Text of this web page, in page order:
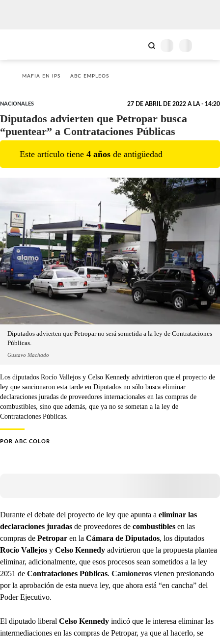
MAFIA EN IPS ABC EMPLEOS
NACIONALES 27 DE ABRIL DE 2022 A LA - 14:20
Diputados advierten que Petropar busca
“puentear” a Contrataciones Públicas
Este artículo tiene 4 años de antigüedad
Diputados advierten que Petropar no será sometida a la ley de Contrataciones
Públicas.
Gustavo Machado
Los diputados Rocío Vallejos y Celso Kennedy advirtieron que el proyecto de
ley que sancionaron esta tarde en Diputados no sólo busca eliminar
declaraciones juradas de proveedores internacionales en las compras de
combustibles, sino que además, que ya no se sometan a la ley de
Contrataciones Públicas.
POR ABC COLOR
Durante el debate del proyecto de ley que apunta a eliminar las
declaraciones juradas de proveedores de combustibles en las
compras de Petropar en la Cámara de Diputados, los diputados
Rocío Vallejos y Celso Kennedy advirtieron que la propuesta plantea
eliminar, adicionalmente, que esos procesos sean sometidos a la ley
2051 de Contrataciones Públicas. Camioneros vienen presionando
por la aprobación de esta nueva ley, que ahora está “en cancha” del
Poder Ejecutivo.
El diputado liberal Celso Kennedy indicó que le interesa eliminar las
intermediaciones en las compras de Petropar, ya que al hacerlo, se